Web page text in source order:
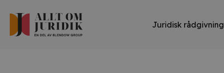
Juridisk rådgivning